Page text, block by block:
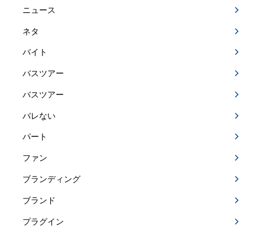
ニュース
ネタ
バイト
バスツアー
バスツアー
バレない
パート
ファン
ブランディング
ブランド
プラグイン